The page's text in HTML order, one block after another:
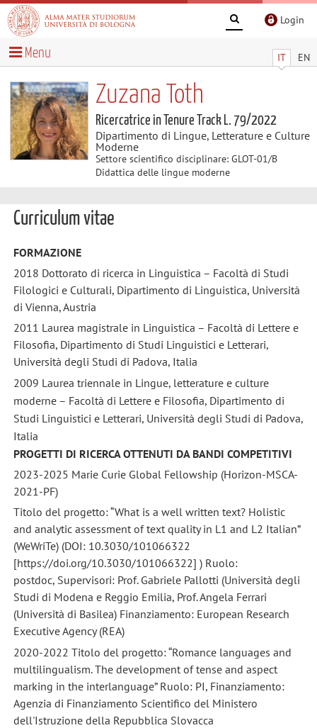
Login
IT EN
Menu
Zuzana Toth
Ricercatrice in Tenure Track L. 79/2022
Dipartimento di Lingue, Letterature e Culture
Moderne
Settore scientifico disciplinare: GLOT-01/B
Didattica delle lingue moderne
Curriculum vitae
FORMAZIONE
2018 Dottorato di ricerca in Linguistica – Facoltà di Studi
Filologici e Culturali, Dipartimento di Linguistica, Università
di Vienna, Austria
2011 Laurea magistrale in Linguistica – Facoltà di Lettere e
Filosofia, Dipartimento di Studi Linguistici e Letterari,
Università degli Studi di Padova, Italia
2009 Laurea triennale in Lingue, letterature e culture
moderne – Facoltà di Lettere e Filosofia, Dipartimento di
Studi Linguistici e Letterari, Università degli Studi di Padova,
Italia
PROGETTI DI RICERCA OTTENUTI DA BANDI COMPETITIVI
2023-2025 Marie Curie Global Fellowship (Horizon-MSCA-
2021-PF)
Titolo del progetto: “What is a well written text? Holistic
and analytic assessment of text quality in L1 and L2 Italian”
(WeWriTe) (DOI: 10.3030/101066322
[https://doi.org/10.3030/101066322] ) Ruolo:
postdoc, Supervisori: Prof. Gabriele Pallotti (Università degli
Studi di Modena e Reggio Emilia, Prof. Angela Ferrari
(Università di Basilea) Finanziamento: European Research
Executive Agency (REA)
2020-2022 Titolo del progetto: “Romance languages and
multilingualism. The development of tense and aspect
marking in the interlanguage” Ruolo: PI, Finanziamento:
Agenzia di Finanziamento Scientifico del Ministero
dell'Istruzione della Repubblica Slovacca